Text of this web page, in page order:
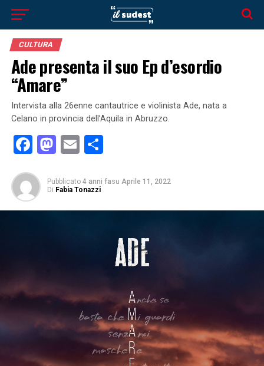
CULTURA
Ade presenta il suo Ep d’esordio
“Amare”
Intervista alla 26enne cantautrice e violinista Ade, nata a
Celano in provincia dell’Aquila in Abruzzo.
Facebook
Mastodon
EmailCondividi
Pubblicato 4 anni fasu Aprile 11, 2022
Di Fabia Tonazzi